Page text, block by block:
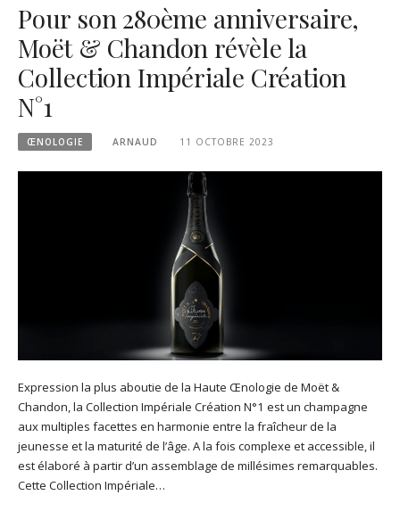
Pour son 280ème anniversaire,
Moët & Chandon révèle la
Collection Impériale Création
N°1
ŒNOLOGIE ARNAUD 11 OCTOBRE 2023
Expression la plus aboutie de la Haute Œnologie de Moët &
Chandon, la Collection Impériale Création N°1 est un champagne
aux multiples facettes en harmonie entre la fraîcheur de la
jeunesse et la maturité de l’âge. A la fois complexe et accessible, il
est élaboré à partir d’un assemblage de millésimes remarquables.
Cette Collection Impériale…